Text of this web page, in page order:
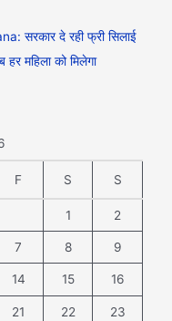
सरकार दे रही फ्री सिलाई
महिला को मिलेगा
F S S
1 2
7 8 9
14 15 16
21 22 23